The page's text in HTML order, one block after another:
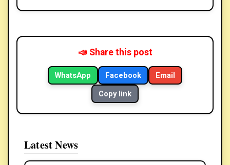
📣 Share this post
WhatsApp Facebook
Email
Copy link
Latest News